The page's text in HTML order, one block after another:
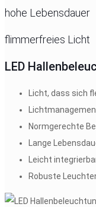
hohe Lebensdauer
flimmerfreies Licht
LED
Licht, dass sich
Normgerechte
Lange
Leicht
Robuste